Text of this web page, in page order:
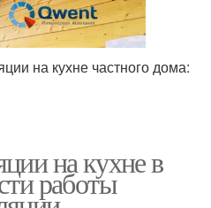
на кухне частного дома:
на кухне в
работы